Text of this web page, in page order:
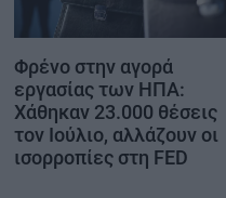
Φρένο στην αγορά
εργασίας των ΗΠΑ:
Χάθηκαν 23.000 θέσεις
τον Ιούλιο, αλλάζουν οι
ισορροπίες στη FED